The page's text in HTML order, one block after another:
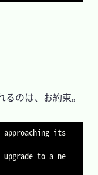
のは、お約束。
approaching its
to a ne